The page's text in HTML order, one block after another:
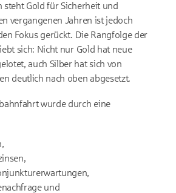
steht Gold für Sicherheit und
vergangenen Jahren ist jedoch
Fokus gerückt. Die Rangfolge der
sich: Nicht nur Gold hat neue
auch Silber hat sich von
deutlich nach oben abgesetzt.
wurde durch eine
und